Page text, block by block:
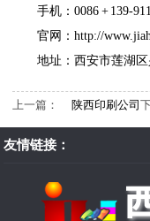
手机：0086 + 139-
官网：http://
地址：西安市莲湖
上一篇： 陕西印刷公司
友情链接：